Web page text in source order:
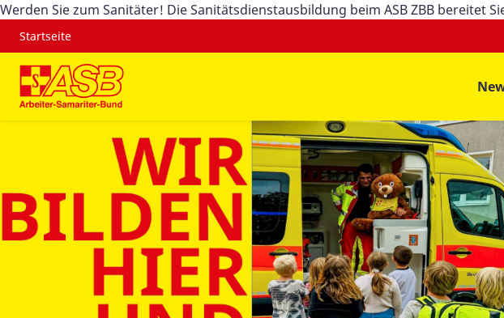
Werden Sie zum Sanitäter! Die Sanitätsdienstausbildung beim ASB ZBB bereitet
Startseite